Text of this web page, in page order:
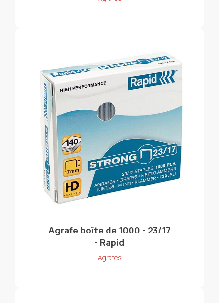
Agrafe boîte de 1000 - 23/17
- Rapid
Agrafes